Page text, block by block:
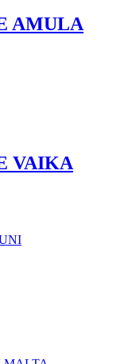
AMULA
VAIKA